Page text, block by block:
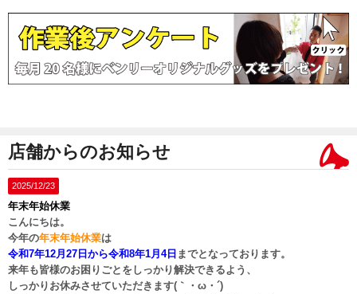
店舗からのお知らせ
2025/12/23
年末年始休業
こんにちは。
今年の年末年始休業は
令和7年12月27日 から令和8年1月4日 までとなっております。
来年も皆様のお困りごとをしっかり解決できるよう、
しっかりお休みさせていただきます(｀・ω・´)ゞ